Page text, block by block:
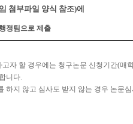
첨부파일 양식 참조)에
정팀으로 제출
자 할 경우에는 청구논문 신청기간(매
니다.
하지 않고 심사도 받지 않는 경우 논문